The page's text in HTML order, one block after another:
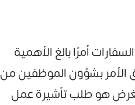
أمرًا بالغ الأهمية
الأمر بشؤون الموظفين من
هو طلب تأشيرة عمل